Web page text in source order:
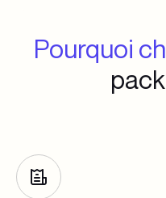
Pourquoi